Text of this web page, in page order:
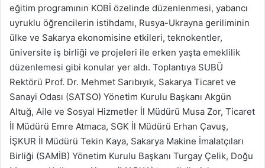
eğitim programının KOBİ özelinde düzenlenmesi, yabancı
uyruklu öğrencilerin istihdamı, Rusya-Ukrayna geriliminin
ülke ve Sakarya ekonomisine etkileri, teknokentler,
üniversite iş birliği ve projeleri ile erken yaşta emeklilik
düzenlemesi gibi konular yer aldı. Toplantıya SUBÜ
Rektörü Prof. Dr. Mehmet Sarıbıyık, Sakarya Ticaret ve
Sanayi Odası (SATSO) Yönetim Kurulu Başkanı Akgün
Altuğ, Aile ve Sosyal Hizmetler İl Müdürü Musa Zor, Ticaret
İl Müdürü Emre Atmaca, SGK İl Müdürü Erhan Çavuş,
İŞKUR İl Müdürü Tekin Kaya, Sakarya Makine İmalatçıları
Birliği (SAMİB) Yönetim Kurulu Başkanı Turgay Çelik, Doğu